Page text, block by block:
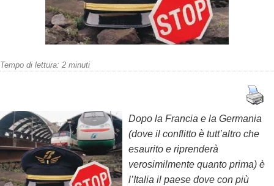
Tempo di lettura: 2 minuti
Dopo la Francia e la Germania
(dove il conflitto è tutt’altro che
esaurito e riprenderà
verosimilmente quanto prima) è
l’Italia il paese dove con più